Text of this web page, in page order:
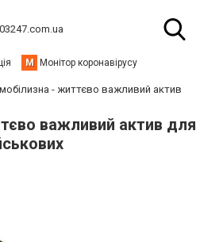
М Монітор коронавірусу
- життєво важливий актив
важливий актив для